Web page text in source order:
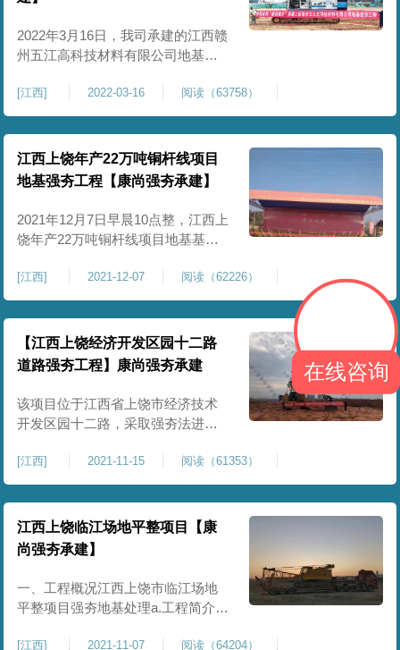
2022年3月16日，我司承建的江西赣
州五江高科技材料有限公司地基强
江西省赣州市龙南市龙南经济技术
开发区富康工业园区，项目总占地
面积145亩，拟建厂房（含车间）、
办公楼、仓库等其他配套设施，总
建筑面积47009平方米，拟采购设
[江西] 2022-03-16 阅读（63758）
江西上饶年产22万吨铜杆线项目
地基强夯工程【康尚强夯承建】
2021年12月7日早晨10点整，江西上
饶年产22万吨铜杆线项目地基基础
地基强夯工程，开工仪式在上饶市
经开区举行。这是上饶相关地区疫
情解封后，该市一个强势开工的新
建大项目，项目从签约落户到正式
动工仅用了4个月时间，为“夺取常态
化疫情防控和经济社会发展的双胜
[江西] 2021-12-07 阅读（62226）
【江西上饶经济开发区园十二路
道路强夯工程】康尚强夯承建
该项目位于江西省上饶市经济技术
开发区园十二路，采取强夯法进行
量约60400㎡，具体按实际施工工程
量计算。开工日期以甲方通知为
准， 强夯施工方案采取两遍点夯，
一遍满夯，强夯施工区域拟采用点
夯3000kN.m每遍4~6击，满夯
1000kN.m。
[江西] 2021-11-15 阅读（61353）
江西上饶临江场地平整项目【康
尚强夯承建】
一、工程概况江西上饶市临江场地
平整项目强夯地基处理a.工程简介工
区域和5000KN.m区域工程内容：强
[江西] 2021-11-07 阅读（64204）
在线咨询